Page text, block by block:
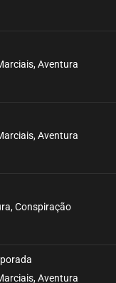
Aventura
Aventura
Conspiração
Aventura